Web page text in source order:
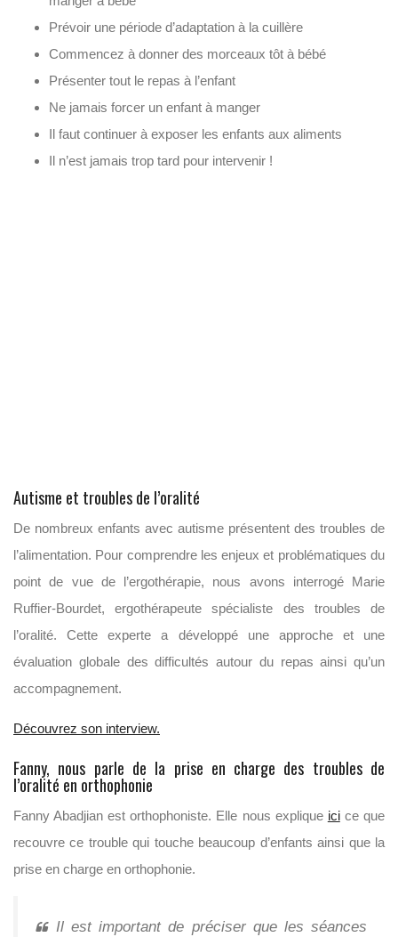
Prévoir une période d’adaptation à la cuillère
Commencez à donner des morceaux tôt à bébé
Présenter tout le repas à l’enfant
Ne jamais forcer un enfant à manger
Il faut continuer à exposer les enfants aux aliments
Il n’est jamais trop tard pour intervenir !
Autisme et troubles de l’oralité
De nombreux enfants avec autisme présentent des troubles de
l’alimentation. Pour comprendre les enjeux et problématiques du
point de vue de l’ergothérapie, nous avons interrogé Marie
Ruffier-Bourdet, ergothérapeute spécialiste des troubles de
l’oralité. Cette experte a développé une approche et une
évaluation globale des difficultés autour du repas ainsi qu’un
accompagnement.
Découvrez son interview.
Fanny, nous parle de la prise en charge des troubles de
l’oralité en orthophonie
Fanny Abadjian est orthophoniste. Elle nous explique icice que
recouvre ce trouble qui touche beaucoup d’enfants ainsi que la
prise en charge en orthophonie.
Il est important de préciser que les séances